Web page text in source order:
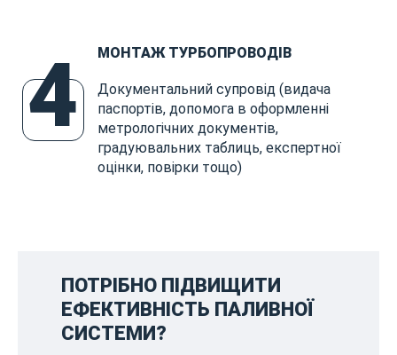
4 МОНТАЖ ТУРБОПРОВОДІВ
Документальний супровід (видача
паспортів, допомога в оформленні
метрологічних документів,
градуювальних таблиць, експертної
оцінки, повірки тощо)
ПОТРІБНО ПІДВИЩИТИ
ЕФЕКТИВНІСТЬ ПАЛИВНОЇ
СИСТЕМИ?